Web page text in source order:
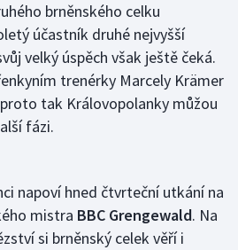
brněnského celku
účastník druhé nejvyšší
velký úspěch však ještě čeká.
trenérky Marcely Krämer
tak Královopolanky můžou
fázi.
napoví hned čtvrteční utkání na
mistra BBC Grengewald. Na
si brněnský celek věří i